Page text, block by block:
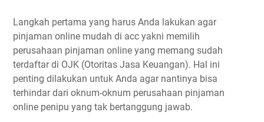
Langkah pertama yang harus Anda lakukan agar
pinjaman online mudah di acc yakni memilih
perusahaan pinjaman online yang memang sudah
terdaftar di OJK (Otoritas Jasa Keuangan). Hal ini
penting dilakukan untuk Anda agar nantinya bisa
terhindar dari oknum-oknum perusahaan pinjaman
online penipu yang tak bertanggung jawab.